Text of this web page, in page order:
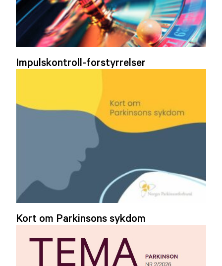
Impulskontroll-forstyrrelser
Kort om Parkinsons sykdom